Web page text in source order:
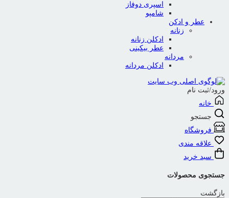
اسپری دوفاز
شامپو
عطر و ادکن
زنانه
ادکلن زنانه
عطر بیکینی
مردانه
ادکلن مردانه
ورود/ثبت نام
خانه
جستجو
فروشگاه
علاقه مندی
سبد خرید
جستجوی محصولات
بازگشت